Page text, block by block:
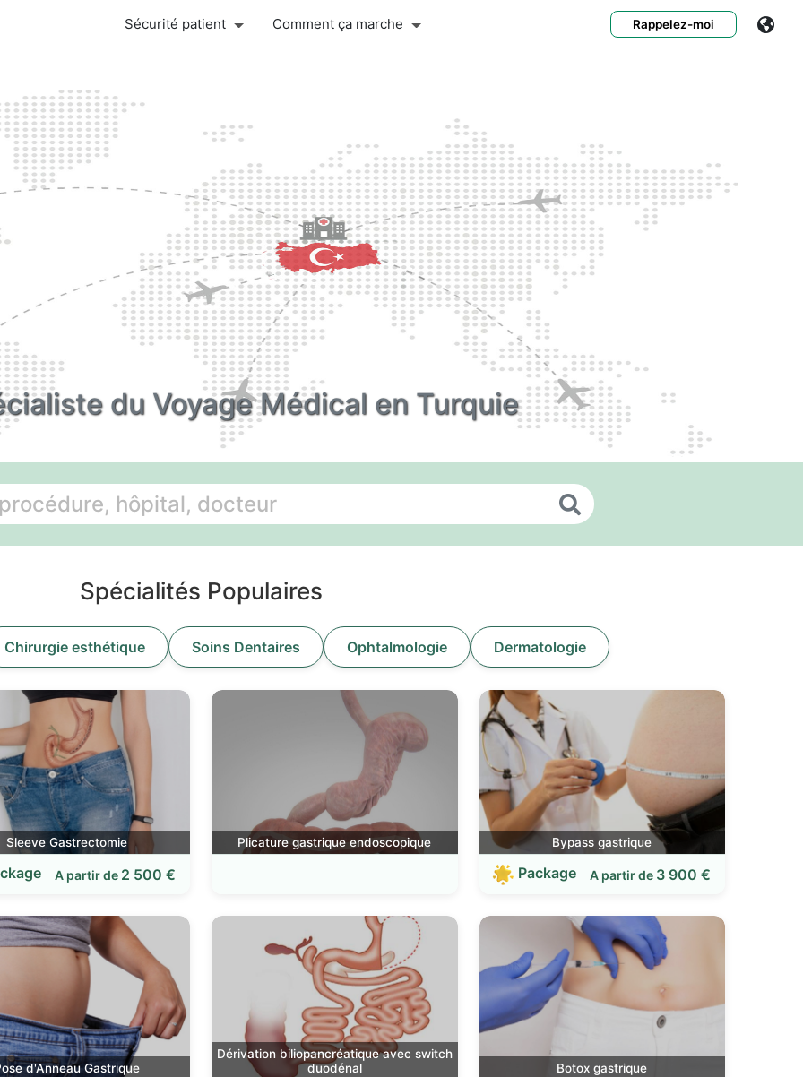
Sécurité patient Comment ça marche Rappelez-moi
du Voyage Médical en Turquie
Spécialités Populaires
Chirurgie esthétique Soins Dentaires Ophtalmologie Dermatologie
Sleeve Gastrectomie
A partir de 2 500 €
Plicature gastrique endoscopique Bypass gastrique
Package A partir de 3 900 €
d'Anneau Gastrique
Dérivation biliopancréatique avec switch
duodénal
Botox gastrique